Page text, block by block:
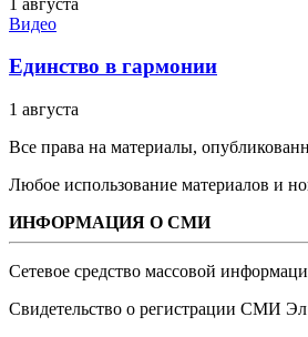
Видео
Единство в гармонии
1 августа
Все права на материалы,
Любое использование материалов и
ИНФОРМАЦИЯ О СМИ
Сетевое средство массовой
Свидетельство о регистрации СМИ